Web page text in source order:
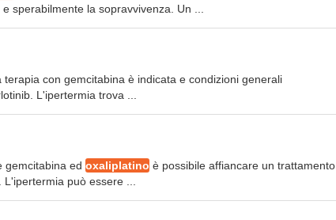
sperabilmente la sopravvivenza. Un ...
con gemcitabina è indicata e condizioni generali
L'ipertermia trova ...
gemcitabina ed oxaliplatino è possibile affiancare un trattamento
può essere ...